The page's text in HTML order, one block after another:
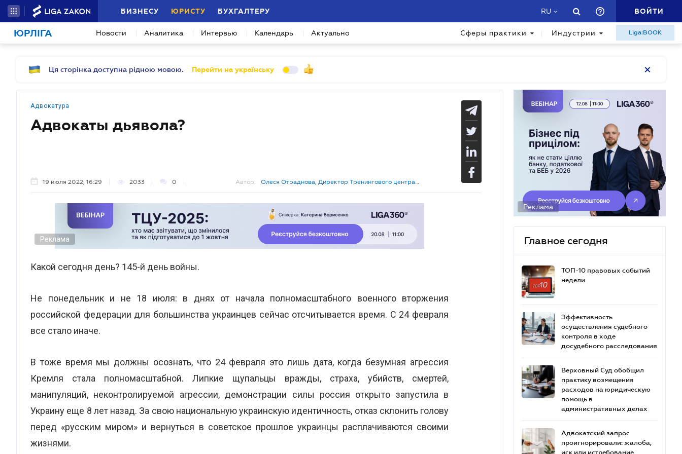
БИЗНЕСУ ЮРИСТУ БУХГАЛТЕРУ RU ВОЙТИ
ЮРЛІГА Новости Аналитика Интервью Календарь Актуально Сферы практики Индустрии Liga:BOOK
Ця сторінка доступна рідною мовою. Перейти на українську
Адвокатура
Адвокаты дьявола?
19 июля 2022, 16:29 2033 0 Автор:
Олеся Отраднова, Директор Тренингового центра
прокуроров Украины
Реклама
Какой сегодня день? 145-й день войны.
Не понедельник и не 18 июля: в днях от начала полномасштабного военного вторжения
российской федерации для большинства украинцев сейчас отсчитывается время. С 24 февраля
все стало иначе.
В тоже время мы должны осознать, что 24 февраля это лишь дата, когда безумная агрессия
Кремля стала полномасштабной. Липкие щупальцы вражды, страха, убийств, смертей,
манипуляций, неконтролируемой агрессии, демонстрации силы россия открыто запустила в
Украину еще 8 лет назад. За свою национальную украинскую идентичность, отказ склонить голову
перед «русским миром» и вернуться в советское прошлое украинцы расплачиваются своими
жизнями.
Реклама
Главное сегодня
ТОП-10 правовых событий
недели
Эффективность
осуществления судебного
контроля в ходе
досудебного расследования
Верховный Суд обобщил
практику возмещения
расходов на юридическую
помощь в
административных делах
Адвокатский запрос
проигнорировали: жалоба,
иск или истребование